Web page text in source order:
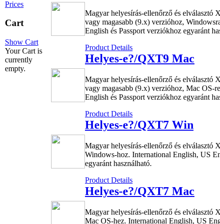
Prices
Cart
Show Cart
Your Cart is
currently
empty.
Magyar helyesírás-ellenőrző és elválasztó
vagy magasabb (9.x) verzióhoz,
English és Passport verziókhoz egyaránt
Product Details
Helyes-e?/QXT9 Mac
Magyar helyesírás-ellenőrző és elválasztó
vagy magasabb (9.x) verzióhoz, Mac OS-
English és Passport verziókhoz egyaránt
Product Details
Helyes-e?/QXT7 Win
Magyar helyesírás-ellenőrző és elválasztó
Windows-hoz. International English, US
egyaránt használható.
Product Details
Helyes-e?/QXT7 Mac
Magyar helyesírás-ellenőrző és elválasztó
Mac OS-hez. International English, US